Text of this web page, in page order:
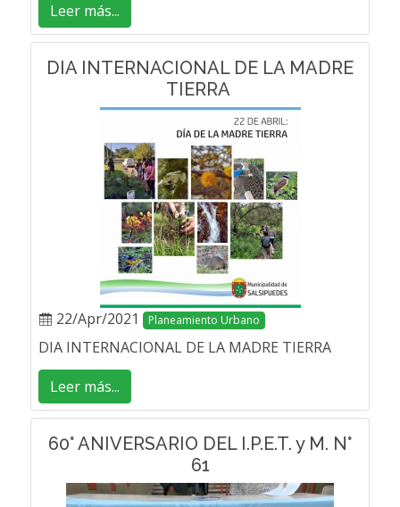
Leer más...
DIA INTERNACIONAL DE LA MADRE
TIERRA
22/Apr/2021 Planeamiento Urbano
DIA INTERNACIONAL DE LA MADRE TIERRA
Leer más...
60° ANIVERSARIO DEL I.P.E.T. y M. N°
61